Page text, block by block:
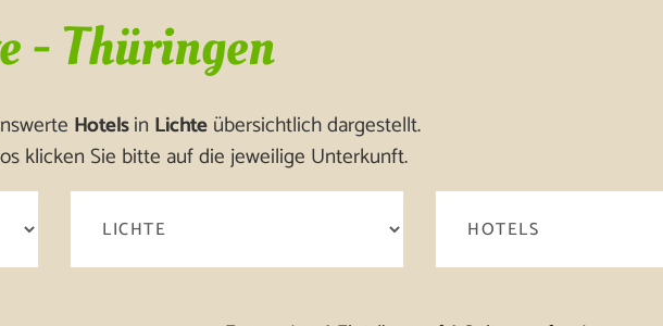
- Thüringen
Hotelsin Lichteübersichtlich dargestellt.
klicken Sie bitte auf die jeweilige Unterkunft.